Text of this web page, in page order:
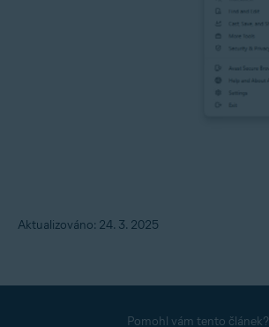
Aktualizováno: 24. 3. 2025
Pomohl vám tento článek?